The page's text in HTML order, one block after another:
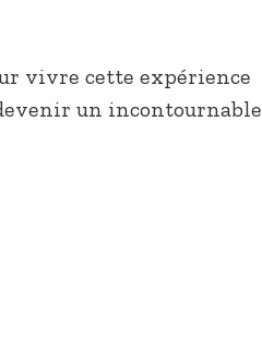
vivre cette expérience
un incontournable